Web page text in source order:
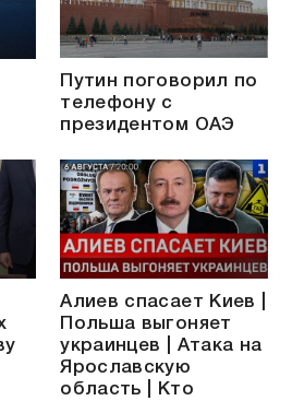
Путин поговорил по
телефону с
президентом ОАЭ
Алиев спасает Киев |
Польша выгоняет
украинцев | Атака на
Ярославскую
область | Кто